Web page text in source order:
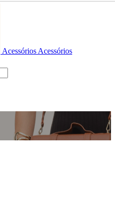
Acessórios Acessórios